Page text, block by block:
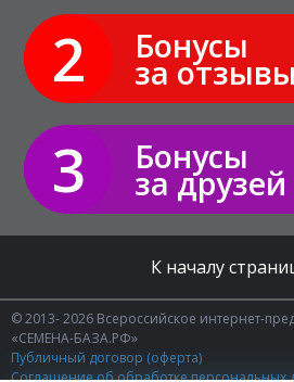
2 Бонусы
за отзывы
3 Бонусы
за друзей
К началу
© 2013- 2026 Всероссийское интернет-
«СЕМЕНА-БАЗА.РФ»
Публичный договор (оферта)
Соглашение об обработке персональных